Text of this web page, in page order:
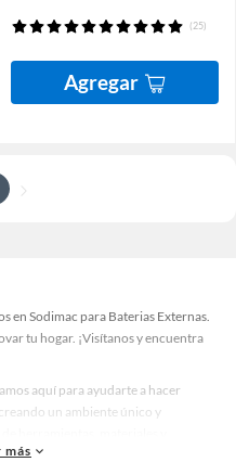
(25)
Agregar
en Sodimac para Baterias Externas.
tu hogar. ¡Visítanos y encuentra
aquí para ayudarte a hacer
un ambiente único y
un espacio más tú.